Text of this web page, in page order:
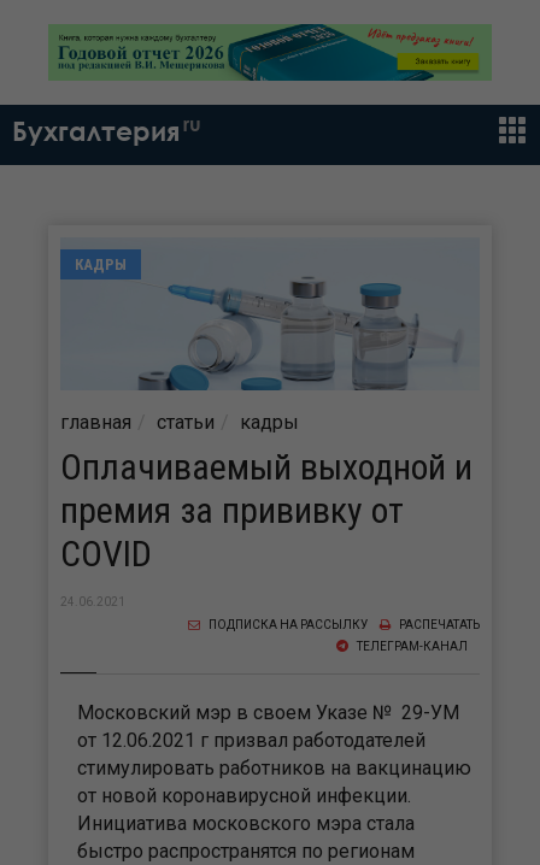
Бухгалтерия ru
КАДРЫ
главная статьи кадры
Оплачиваемый выходной и
премия за прививку от
COVID
24.06.2021
РАСПЕЧАТАТЬ
ПОДПИСКА НА РАССЫЛКУ
ТЕЛЕГРАМ-КАНАЛ
Московский мэр в своем Указе № 29-УМ
от 12.06.2021 г призвал работодателей
стимулировать работников на вакцинацию
от новой коронавирусной инфекции.
Инициатива московского мэра стала
быстро распространятся по регионам